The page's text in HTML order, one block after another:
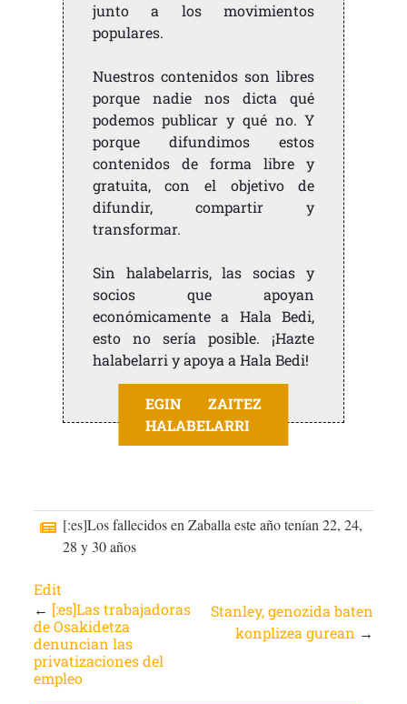
junto a los movimientos
populares.
Nuestros contenidos son libres
porque nadie nos dicta qué
podemos publicar y qué no. Y
porque difundimos estos
contenidos de forma libre y
gratuita, con el objetivo de
difundir, compartir y
transformar.
Sin halabelarris, las socias y
socios que apoyan
económicamente a Hala Bedi,
esto no sería posible. ¡Hazte
halabelarri y apoya a Hala Bedi!
EGIN ZAITEZ
HALABELARRI
[:es]Los fallecidos en Zaballa este año tenían 22, 24,
28 y 30 años
Edit
← [:es]Las trabajadoras
de Osakidetza
denuncian las
privatizaciones del
empleo
Stanley, genozida baten
konplizea gurean →